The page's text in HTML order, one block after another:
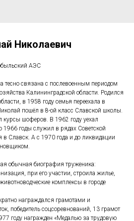
Николаевич
АЭС
тесно связана с послевоенным периодом
Калининградской области. Родился
в 1958 году семья переехала в
пошёл в 8-ой класс Славской школы.
курсы шоферов. В 1962 году уехал
1966 годы служил в рядах Советской
Славск. А с 1970 года и до ликвидации
обычная биография труженика:
при его участии, строила жилье,
комплексы в городе
награждался грамотами и
победитель соцсоревнований, 13 грамот
году награжден «Медалью за трудовую